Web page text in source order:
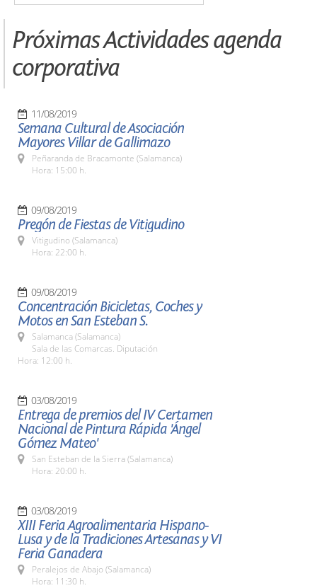
Próximas Actividades agenda
corporativa
11/08/2019
Semana Cultural de Asociación
Mayores Villar de Gallimazo
Peñaranda de Bracamonte (Salamanca)
Hora: 15:00 h.
09/08/2019
Pregón de Fiestas de Vitigudino
Vitigudino (Salamanca)
Hora: 22:00 h.
09/08/2019
Concentración Bicicletas, Coches y
Motos en San Esteban S.
Salamanca (Salamanca)
Sala de las Comarcas. Diputación
Hora: 12:00 h.
03/08/2019
Entrega de premios del IV Certamen
Nacional de Pintura Rápida 'Ángel
Gómez Mateo'
San Esteban de la Sierra (Salamanca)
Hora: 20:00 h.
03/08/2019
XIII Feria Agroalimentaria Hispano-
Lusa y de la Tradiciones Artesanas y VI
Feria Ganadera
Peralejos de Abajo (Salamanca)
Hora: 11:30 h.